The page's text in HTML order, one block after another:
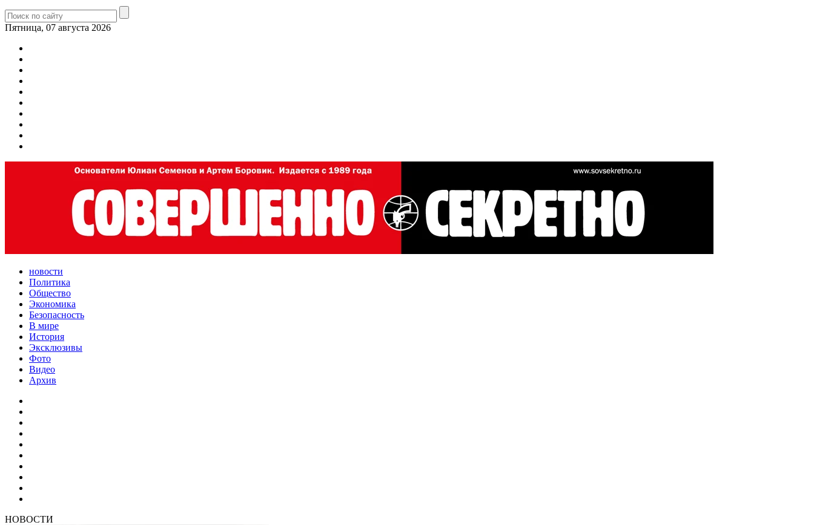
Пятница, 07 августа 2026
новости
Политика
Общество
Экономика
Безопасность
В мире
История
Эксклюзивы
Фото
Видео
Архив
НОВОСТИ